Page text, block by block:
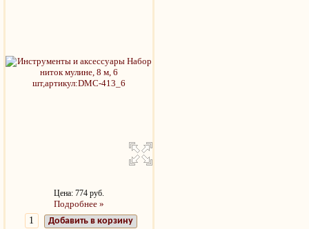
Цена: 774 руб.
Подробнее »
Добавить в корзину